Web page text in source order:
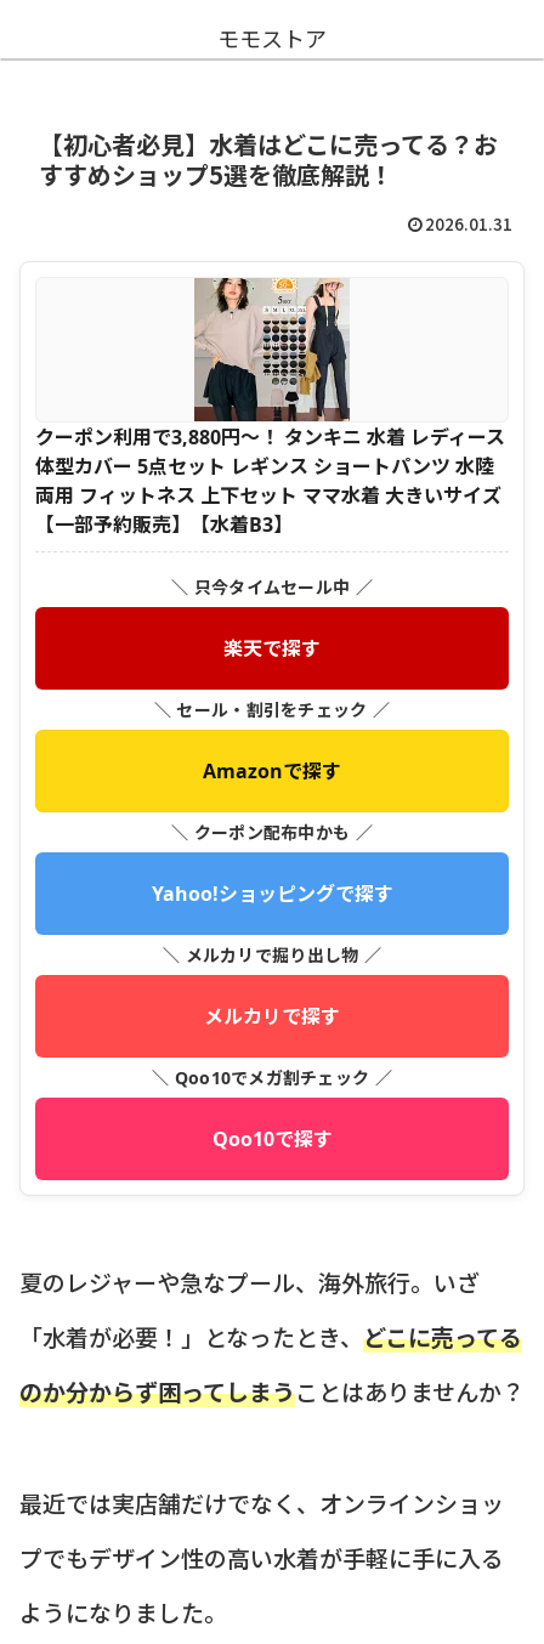
モモストア
【初心者必見】水着はどこに売ってる？お
すすめショップ5選を徹底解説！
2026.01.31
クーポン利用で3,880円〜！ タンキニ 水着 レディース
体型カバー 5点セット レギンス ショートパンツ 水陸
両用 フィットネス 上下セット ママ水着 大きいサイズ
【一部予約販売】【水着B3】
＼ 只今タイムセール中 ／
楽天で探す
＼ セール・割引をチェック ／
Amazonで探す
＼ クーポン配布中かも ／
Yahoo!ショッピングで探す
＼ メルカリで掘り出し物 ／
メルカリで探す
＼ Qoo10でメガ割チェック ／
Qoo10で探す
夏のレジャーや急なプール、海外旅行。いざ
「水着が必要！」となったとき、 どこに売ってる
のか分からず困ってしまうことはありませんか？
最近では実店舗だけでなく、オンラインショッ
プでもデザイン性の高い水着が手軽に手に入る
ようになりました。